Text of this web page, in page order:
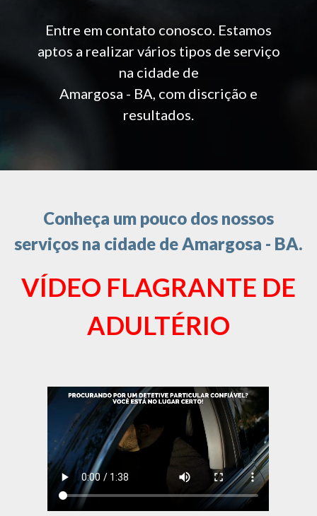
Entre em contato conosco. Estamos
aptos a realizar vários tipos de serviço
na cidade de
Amargosa - BA, com discrição e
resultados.
Conheça um pouco dos nossos
serviços na cidade de Amargosa - BA.
VÍDEO FLAGRANTE DE
ADULTÉRIO